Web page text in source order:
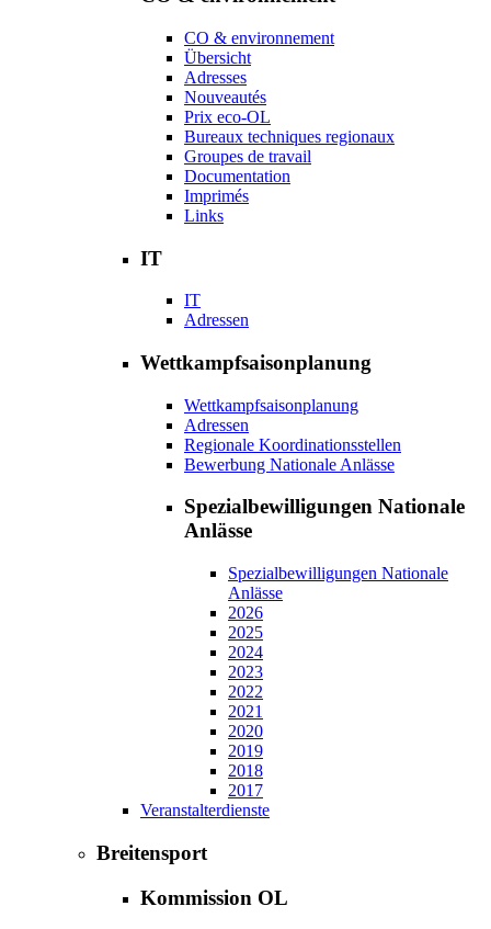
CO & environnement
Übersicht
Adresses
Nouveautés
Prix eco-OL
Bureaux techniques regionaux
Groupes de travail
Documentation
Imprimés
Links
IT
IT
Adressen
Wettkampfsaisonplanung
Wettkampfsaisonplanung
Adressen
Regionale Koordinationsstellen
Bewerbung Nationale Anlässe
Spezialbewilligungen Nationale
Anlässe
Spezialbewilligungen Nationale
Anlässe
2026
2025
2024
2023
2022
2021
2020
2019
2018
2017
Veranstalterdienste
Breitensport
Kommission OL